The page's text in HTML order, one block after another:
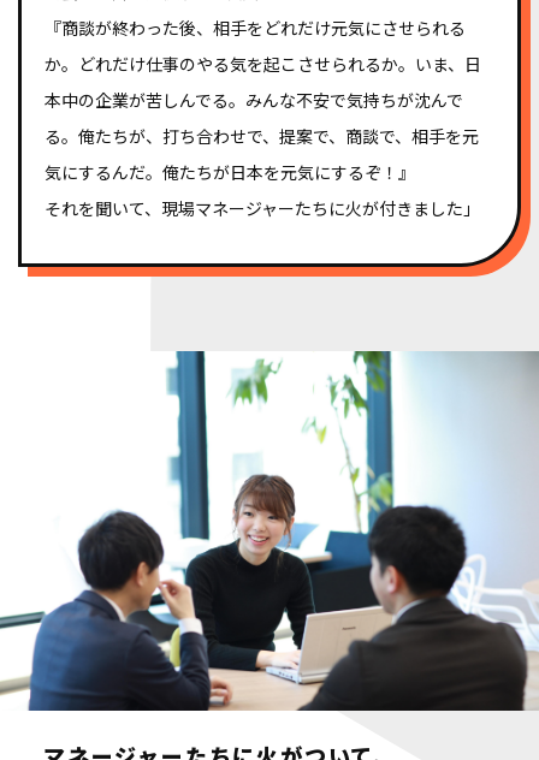
『商談が終わった後、相手をどれだけ元気にさせられる
か。どれだけ仕事のやる気を起こさせられるか。いま、日
本中の企業が苦しんでる。みんな不安で気持ちが沈んで
る。俺たちが、打ち合わせで、提案で、商談で、相手を元
気にするんだ。俺たちが日本を元気にするぞ！』
それを聞いて、現場マネージャーたちに火が付きました」